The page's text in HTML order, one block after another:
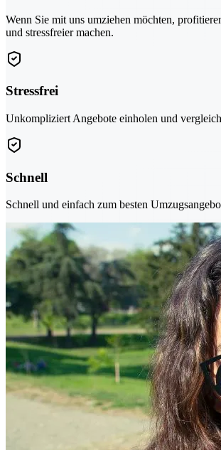
Wenn Sie mit uns umziehen möchten,
und stressfreier machen.
Stressfrei
Unkompliziert Angebote einholen und
Schnell
Schnell und einfach zum besten